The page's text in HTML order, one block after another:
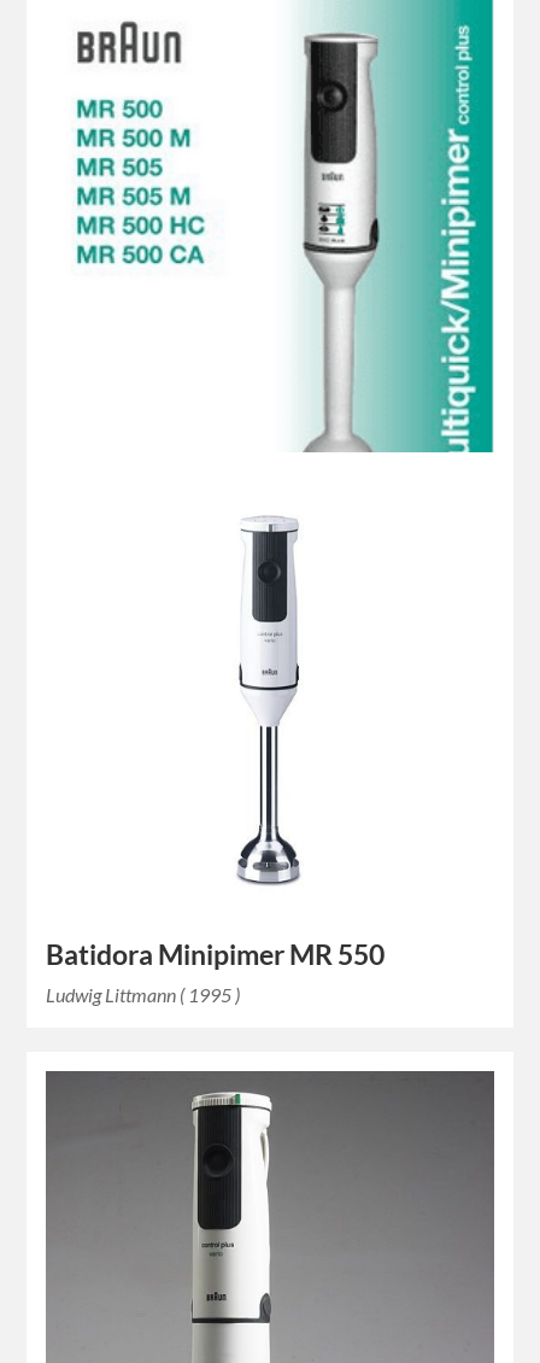
Batidora Minipimer MR 500 MCA
Ludwig Littmann ( 1995 )
Batidora Minipimer MR 505 M
Batidora Minipimer MR 550
Ludwig Littmann ( 1995 )